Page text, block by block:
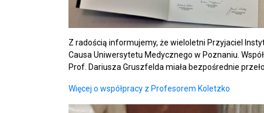
Z radością informujemy, że wieloletni Przyjaciel
Causa Uniwersytetu Medycznego w Poznaniu.
Prof. Dariusza Gruszfelda miała bezpośrednie
Więcej o współpracy z Profesorem Koletzko